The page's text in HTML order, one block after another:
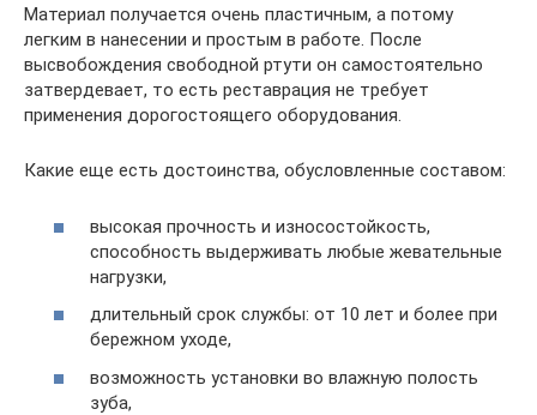
Материал получается очень пластичным, а потому
легким в нанесении и простым в работе. После
высвобождения свободной ртути он самостоятельно
затвердевает, то есть реставрация не требует
применения дорогостоящего оборудования.
Какие еще есть достоинства, обусловленные составом:
высокая прочность и износостойкость,
способность выдерживать любые жевательные
нагрузки,
длительный срок службы: от 10 лет и более при
бережном уходе,
возможность установки во влажную полость
зуба,